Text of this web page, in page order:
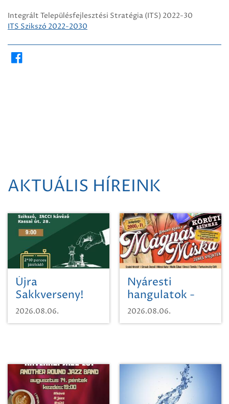
Integrált Településfejlesztési Stratégia (ITS) 2022-30
ITS Szikszó 2022-2030
AKTUÁLIS HÍREINK
Újra
Sakkverseny!
2026.08.06.
Nyáresti
hangulatok -
Mágnás Miska
2026.08.06.